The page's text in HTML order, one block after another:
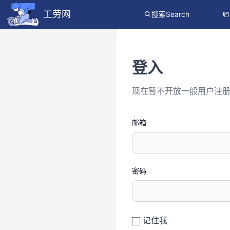
工劳网 搜索Search
登入
现在暂不开放一般用户注册
邮箱
密码
记住我